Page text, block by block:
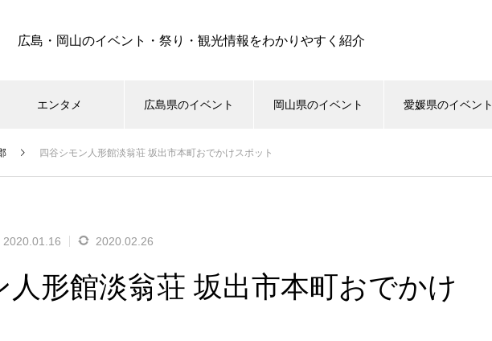
広島・岡山のイベント・祭り・観光情報をわかりやすく紹介
エンタメ 広島県のイベント 岡山県のイベント 愛媛県のイベント
四谷シモン人形館淡翁荘 坂出市本町おでかけスポット
2020.01.16 2020.02.26
人形館淡翁荘 坂出市本町おでかけ